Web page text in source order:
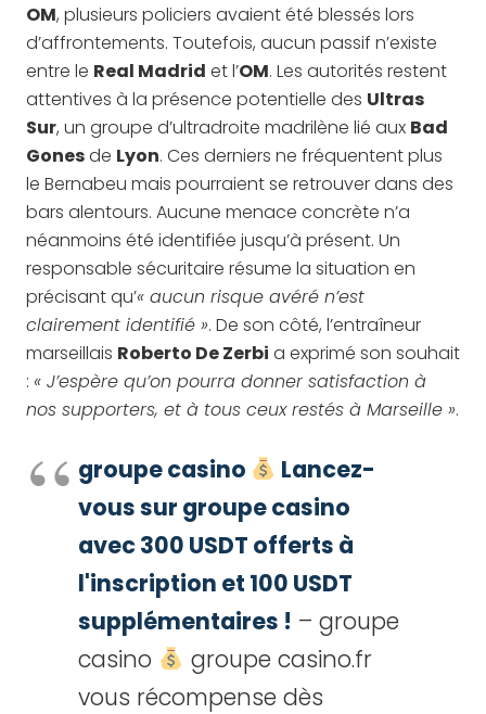
OM, plusieurs policiers avaient été blessés lors
d’affrontements. Toutefois, aucun passif n’existe
entre le Real Madrid et l’OM. Les autorités restent
attentives à la présence potentielle des Ultras
Sur, un groupe d’ultradroite madrilène lié aux Bad
Gonesde Lyon. Ces derniers ne fréquentent plus
le Bernabeu mais pourraient se retrouver dans des
bars alentours. Aucune menace concrète n’a
néanmoins été identifiée jusqu’à présent. Un
responsable sécuritaire résume la situation en
précisant qu’« aucun risque avéré n’est
clairement identifié ». De son côté, l’entraîneur
marseillais Roberto De Zerbi a exprimé son souhait
: « J’espère qu’on pourra donner satisfaction à
nos supporters, et à tous ceux restés à Marseille ».
groupe casino
Lancez-
vous sur groupe casino
avec 300 USDT offerts à
l'inscription et 100 USDT
supplémentaires ! – groupe
casino
groupe casino.fr
vous récompense dès